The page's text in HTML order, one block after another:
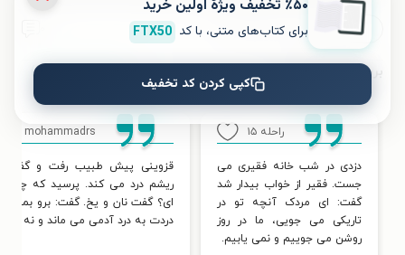
مفید بود (۱) مفید نبود
بریده‌هایی از کتاب
راحله ۱۵
دزدی در شب خانه فقیری می
جست. فقیر از خواب بیدار شد
گفت: ای مردک آنچه تو در
تاریکی می جویی، ما در روز
روشن می جوییم و نمی یابیم.
mohammadrs
قزوینی پیش طبیب رفت و گفت
ریشم درد می کند. پرسید که چه
ای؟ گفت نان و یخ. گفت: برو بمیر
دردت به درد آدمی می ماند و نه
٪۵۰ تخفیف ویژۀ اولین خرید
برای کتاب‌های متنی، با کد FTX50
کپی کردن کد تخفیف